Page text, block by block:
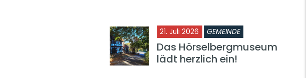
21. Juli 2026 GEMEINDE
Das Hörselbergmuseum
lädt herzlich ein!